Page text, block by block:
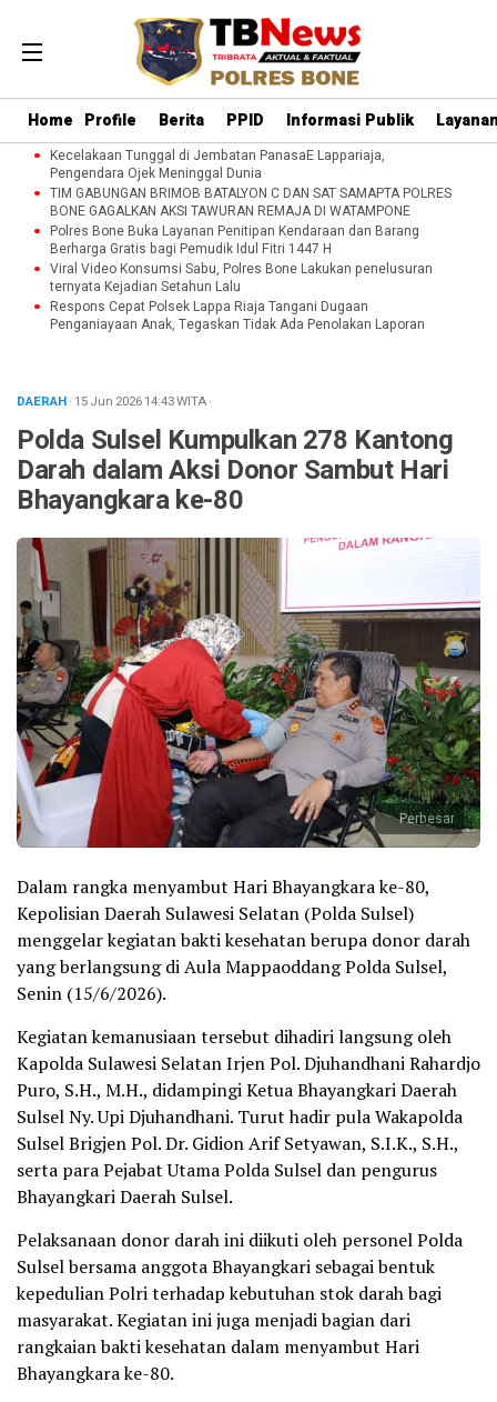
Home Profile Berita PPID Informasi Publik
Kecelakaan Tunggal di Jembatan PanasaE Lappariaja,
Pengendara Ojek Meninggal Dunia
TIM GABUNGAN BRIMOB BATALYON C DAN SAT SAMAPTA POLRES
BONE GAGALKAN AKSI TAWURAN REMAJA DI WATAMPONE
Polres Bone Buka Layanan Penitipan Kendaraan dan Barang
Berharga Gratis bagi Pemudik Idul Fitri 1447 H
Viral Video Konsumsi Sabu, Polres Bone Lakukan penelusuran
ternyata Kejadian Setahun Lalu
Respons Cepat Polsek Lappa Riaja Tangani Dugaan
Penganiayaan Anak, Tegaskan Tidak Ada Penolakan Laporan
DAERAH· 15 Jun 202614:43WITA·
Polda Sulsel Kumpulkan 278 Kantong
Darah dalam Aksi Donor Sambut Hari
Bhayangkara ke-80
Perbesar
Dalam rangka menyambut Hari Bhayangkara ke-80,
Kepolisian Daerah Sulawesi Selatan (Polda Sulsel)
menggelar kegiatan bakti kesehatan berupa donor darah
yang berlangsung di Aula Mappaoddang Polda Sulsel,
Senin (15/6/2026).
Kegiatan kemanusiaan tersebut dihadiri langsung oleh
Kapolda Sulawesi Selatan Irjen Pol. Djuhandhani Rahardjo
Puro, S.H., M.H., didampingi Ketua Bhayangkari Daerah
Sulsel Ny. Upi Djuhandhani. Turut hadir pula Wakapolda
Sulsel Brigjen Pol. Dr. Gidion Arif Setyawan, S.I.K., S.H.,
serta para Pejabat Utama Polda Sulsel dan pengurus
Bhayangkari Daerah Sulsel.
Pelaksanaan donor darah ini diikuti oleh personel Polda
Sulsel bersama anggota Bhayangkari sebagai bentuk
kepedulian Polri terhadap kebutuhan stok darah bagi
masyarakat. Kegiatan ini juga menjadi bagian dari
rangkaian bakti kesehatan dalam menyambut Hari
Bhayangkara ke-80.